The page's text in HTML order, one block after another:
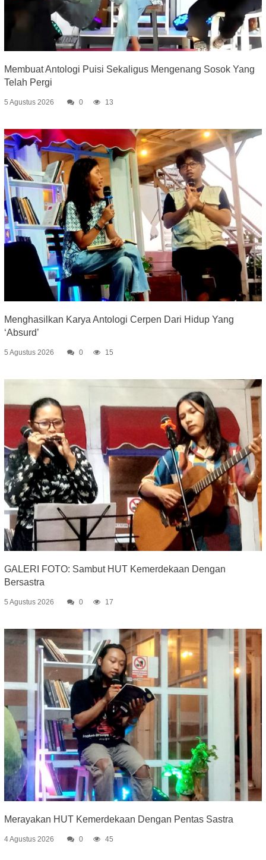
Membuat Antologi Puisi Sekaligus Mengenang Sosok Yang
Telah Pergi
5 Agustus 2026 0 13
Menghasilkan Karya Antologi Cerpen Dari Hidup Yang
‘Absurd’
5 Agustus 2026 0 15
GALERI FOTO: Sambut HUT Kemerdekaan Dengan
Bersastra
5 Agustus 2026 0 17
Merayakan HUT Kemerdekaan Dengan Pentas Sastra
4 Agustus 2026 0 45